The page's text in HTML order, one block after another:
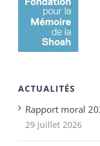
ACTUALITÉS
Rapport moral
29 juillet 2026